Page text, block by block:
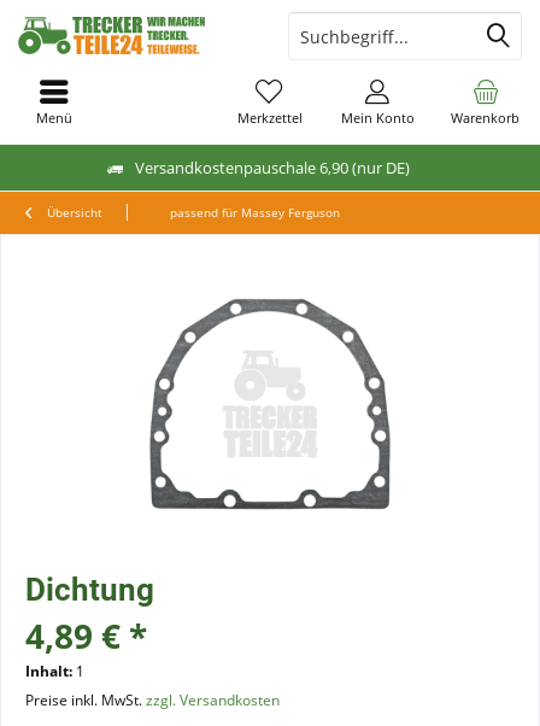
Versandkostenpauschale 6,90 (nur DE)
Warenkorb
Merkzettel Mein Konto
Menü
Übersicht passend für Massey Ferguson
Dichtung
4,89 € *
Inhalt: 1
Preise inkl. MwSt.zzgl. Versandkosten